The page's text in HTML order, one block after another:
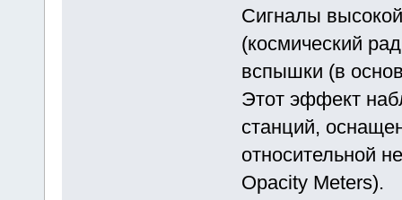
Сигналы
(космический
вспышки (в
Этот эффект
станций,
относительной
Opacity Meters).